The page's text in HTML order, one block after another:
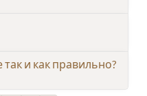
и как правильно?